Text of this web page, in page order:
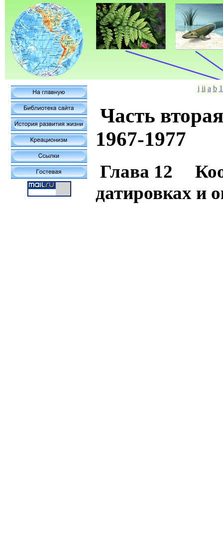
i ii a b 1
Часть
1967-1977
Глава 12
датировках и